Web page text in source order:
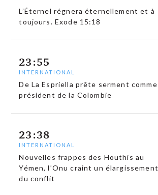
L’Éternel régnera éternellement et à
toujours. Exode 15:18
23:55
INTERNATIONAL
De La Espriella prête serment comme
président de la Colombie
23:38
INTERNATIONAL
Nouvelles frappes des Houthis au
Yémen, l’Onu craint un élargissement
du conflit